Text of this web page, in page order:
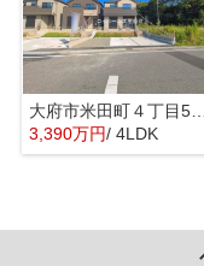
大府市米田町４丁目55『仲介料無料』新築戸建て
3,390万円/ 4LDK